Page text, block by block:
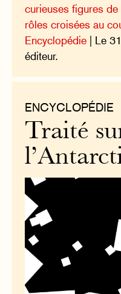
curieuses figures
rôles croisées au
Encyclopédie | Le
éditeur.
ENCYCLOPÉDIE
Traité